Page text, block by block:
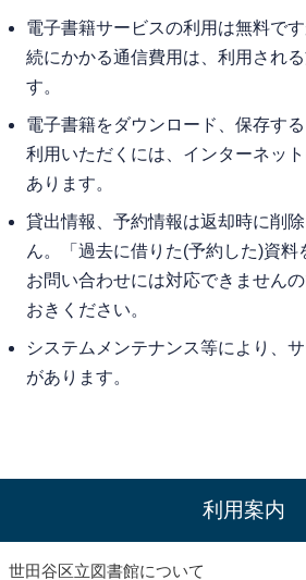
電子書籍サービスの利用は無料で
続にかかる通信費用は、利用され
す。
電子書籍をダウンロード、保存す
利用いただくには、インターネッ
あります。
貸出情報、予約情報は返却時に削
ん。「過去に借りた(予約した)資料
お問い合わせには対応できません
おきください。
システムメンテナンス等により、
があります。
利用案内
世田谷区立図書館について